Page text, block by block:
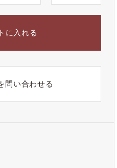
に入れる
問い合わせる